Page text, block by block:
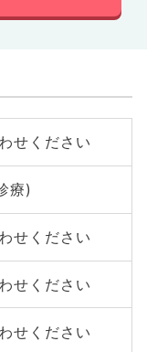
せください
療)
せください
せください
せください